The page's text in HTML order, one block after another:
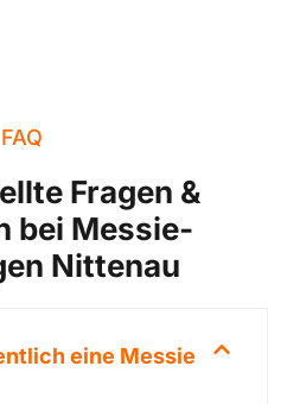
FAQ
Fragen &
bei Messie-
Nittenau
eine Messie